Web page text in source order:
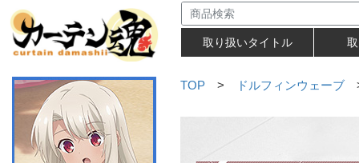
取り扱いタイトル
TOP > ドルフィンウェーブ